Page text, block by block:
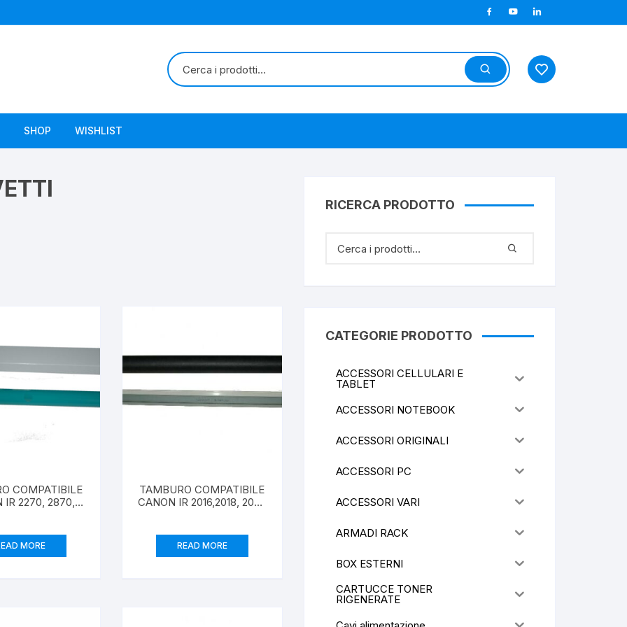
SHOP WISHLIST
COMPATIBILE
IR 2270, 2870,
MORE
TAMBURO COMPATIBILE
CANON IR 2016,2018, 2020
READ MORE
RICERCA PRODOTTO
CATEGORIE PRODOTTO
ACCESSORI CELLULARI E
TABLET
ACCESSORI NOTEBOOK
ACCESSORI ORIGINALI
ACCESSORI PC
ACCESSORI VARI
ARMADI RACK
BOX ESTERNI
CARTUCCE TONER
RIGENERATE